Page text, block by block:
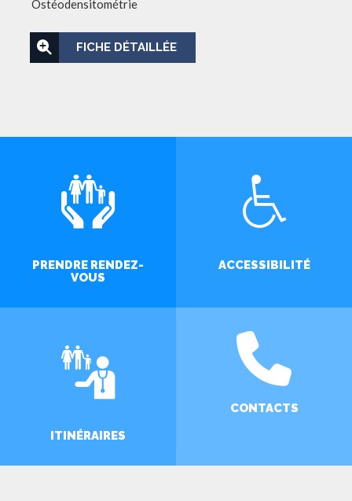
Ostéodensitométrie
FICHE DÉTAILLÉE
PRENDRE RENDEZ-
VOUS
ACCESSIBILITÉ
ITINÉRAIRES
CONTACTS